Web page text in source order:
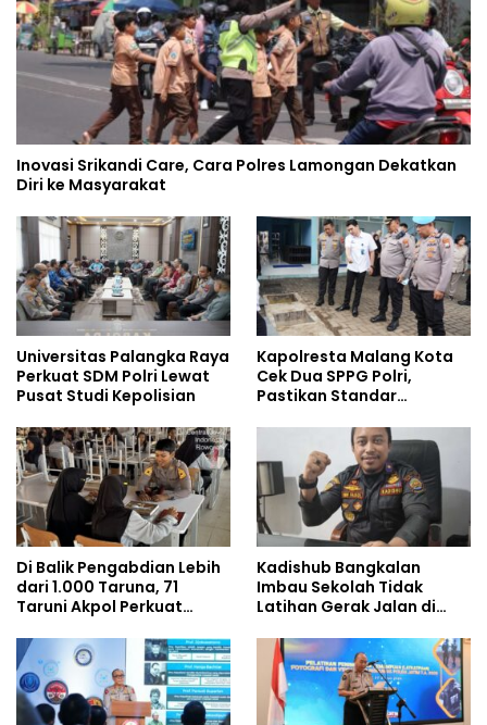
Inovasi Srikandi Care, Cara Polres Lamongan Dekatkan
Diri ke Masyarakat
Universitas Palangka Raya
Perkuat SDM Polri Lewat
Pusat Studi Kepolisian
Kapolresta Malang Kota
Cek Dua SPPG Polri,
Pastikan Standar
Pengelolaan Limbah
Berjalan Optimal
Di Balik Pengabdian Lebih
dari 1.000 Taruna, 71
Taruni Akpol Perkuat
Siswa Sekolah Rakyat
Kadishub Bangkalan
Imbau Sekolah Tidak
Latihan Gerak Jalan di